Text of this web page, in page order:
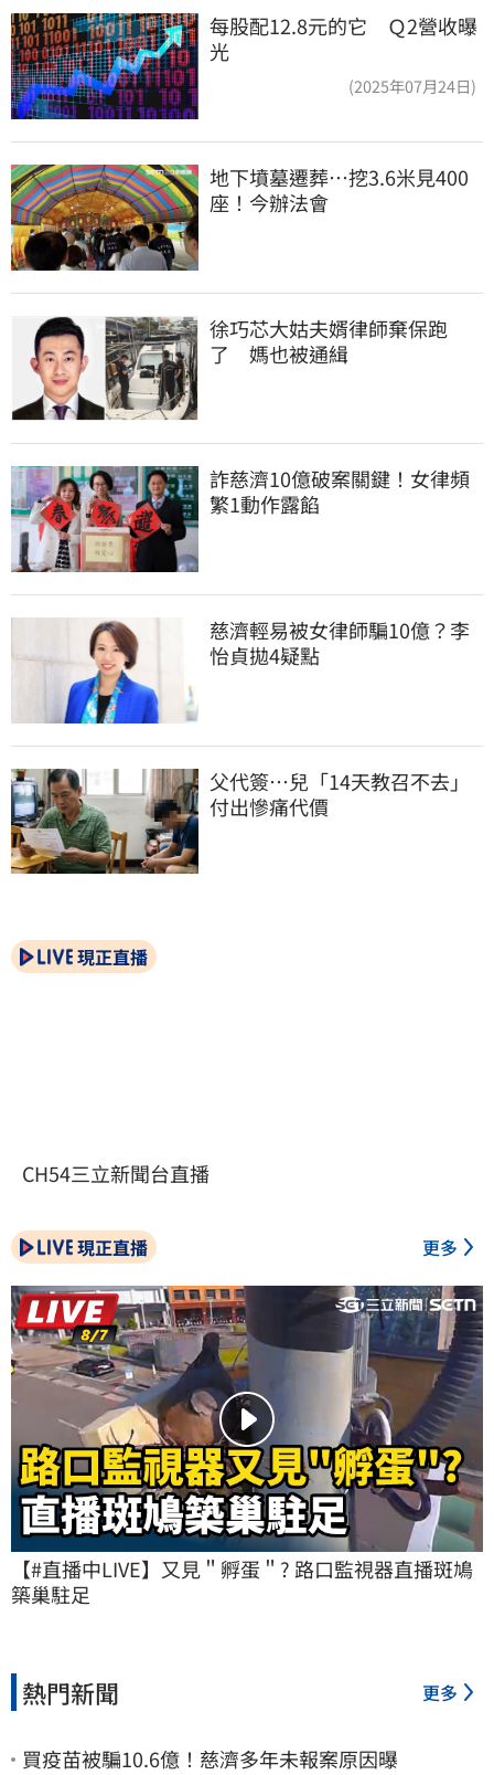
每股配12.8元的它 Ｑ2營收曝
光
(2025年07月24日)
地下墳墓遷葬…挖3.6米見400
座！今辦法會
徐巧芯大姑夫婿律師棄保跑
了　媽也被通緝
詐慈濟10億破案關鍵！女律頻
繁1動作露餡
慈濟輕易被女律師騙10億？李
怡貞拋4疑點
父代簽…兒「14天教召不去」
付出慘痛代價
現正直播
CH54三立新聞台直播
現正直播 更多
【#直播中LIVE】又見＂孵蛋＂? 路口監視器直播斑鳩
築巢駐足
熱門新聞 更多
買疫苗被騙10.6億！慈濟多年未報案原因曝